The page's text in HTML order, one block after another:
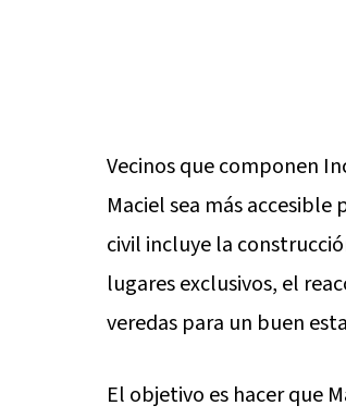
Vecinos que componen
Maciel sea más
civil incluye la
lugares exclusivos, el
veredas para un buen
El objetivo es hacer que